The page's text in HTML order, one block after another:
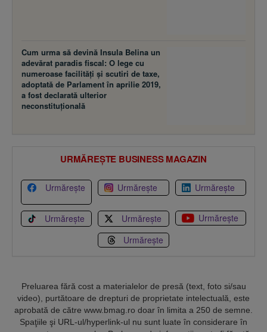
Cum urma să devină Insula Belina un
adevărat paradis fiscal: O lege cu
numeroase facilităţi şi scutiri de taxe,
adoptată de Parlament în aprilie 2019,
a fost declarată ulterior
neconstituţională
URMĂREȘTE BUSINESS MAGAZIN
Urmărește Urmărește Urmărește
Urmărește Urmărește
Urmărește
Urmărește
Preluarea fără cost a materialelor de presă (text, foto si/sau
video), purtătoare de drepturi de proprietate intelectuală, este
aprobată de către www.bmag.ro doar în limita a 250 de semne.
Spaţiile şi URL-ul/hyperlink-ul nu sunt luate în considerare în